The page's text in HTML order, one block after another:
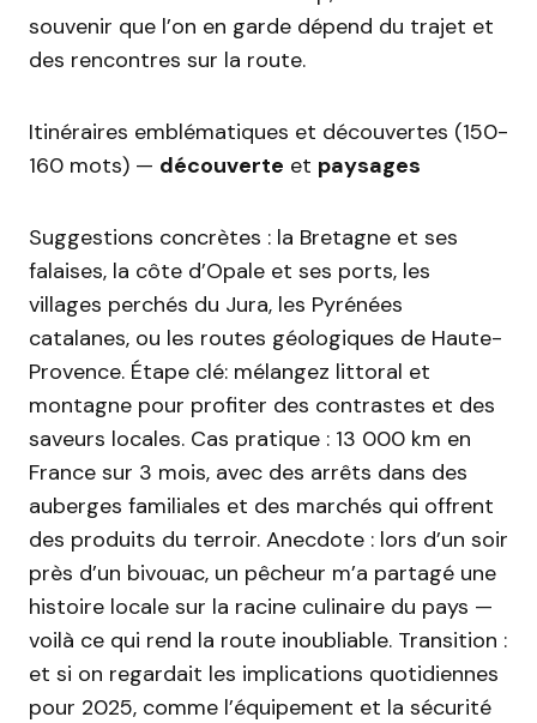
souvenir que l’on en garde dépend du trajet et
des rencontres sur la route.
Itinéraires emblématiques et découvertes (150-
160 mots) — découverte et paysages
Suggestions concrètes : la Bretagne et ses
falaises, la côte d’Opale et ses ports, les
villages perchés du Jura, les Pyrénées
catalanes, ou les routes géologiques de Haute-
Provence. Étape clé: mélangez littoral et
montagne pour profiter des contrastes et des
saveurs locales. Cas pratique : 13 000 km en
France sur 3 mois, avec des arrêts dans des
auberges familiales et des marchés qui offrent
des produits du terroir. Anecdote : lors d’un soir
près d’un bivouac, un pêcheur m’a partagé une
histoire locale sur la racine culinaire du pays —
voilà ce qui rend la route inoubliable. Transition :
et si on regardait les implications quotidiennes
pour 2025, comme l’équipement et la sécurité